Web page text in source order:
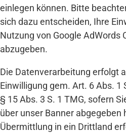
einlegen können. Bitte
sich dazu entscheiden, Ihre
Nutzung von Google AdWords
abzugeben.
Die Datenverarbeitung erfolgt
Einwilligung gem. Art. 6 Abs. 1
§ 15 Abs. 3 S. 1 TMG, sofern
über unser Banner abgegeben
Übermittlung in ein Drittland